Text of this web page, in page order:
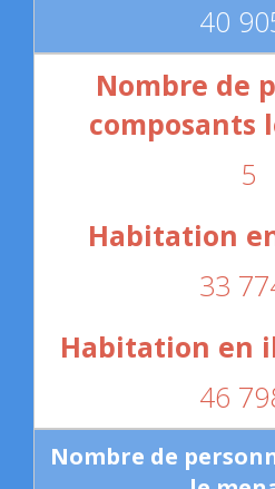
40
5
33
46